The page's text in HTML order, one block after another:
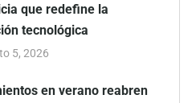
que redefine la
tecnológica
5, 2026
en verano reabren